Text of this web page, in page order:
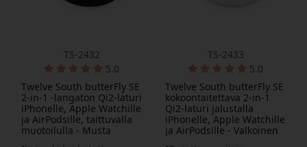
TS-2432
5.0
Twelve South butterFly SE
2-in-1 -langaton Qi2-laturi
iPhonelle, Apple Watchille
ja AirPodsille, taittuvalla
muotoilulla - Musta
TS-2433
5.0
Twelve South butterFly SE
kokoontaitettava 2-in-1
Qi2-laturi jalustalla
iPhonelle, Apple Watchille
ja AirPodsille - Valkoinen